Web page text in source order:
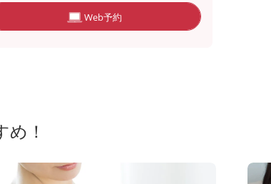
Web予約
！